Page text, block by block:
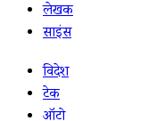
लेखक
साइंस
विदेश
टेक